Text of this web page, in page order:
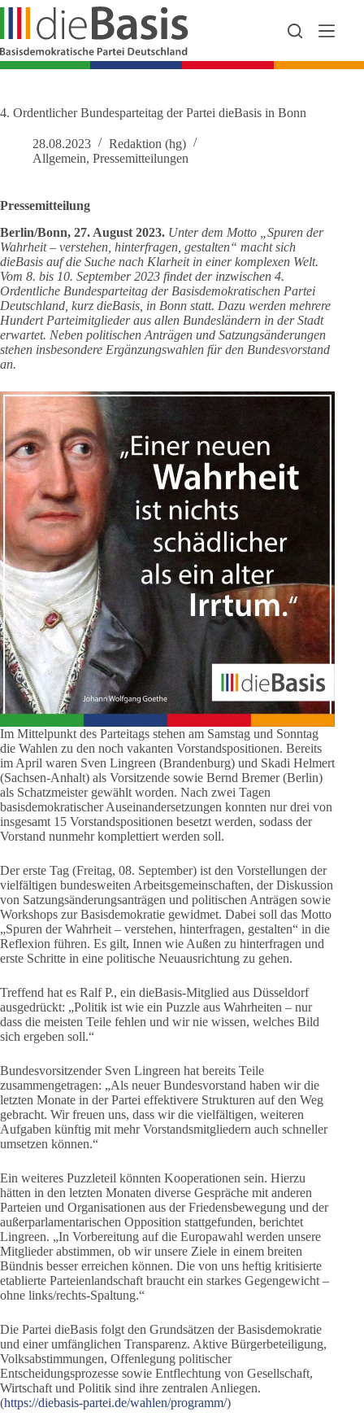
Zum
springen
4. Ordentlicher Bundesparteitag der Partei dieBasis in Bonn
28.08.2023
Redaktion (hg)
Allgemein, Pressemitteilungen
Pressemitteilung
Berlin/Bonn, 27. August 2023. Unter dem Motto „Spuren der
Wahrheit – verstehen, hinterfragen, gestalten“ macht sich
dieBasis auf die Suche nach Klarheit in einer komplexen Welt.
Vom 8. bis 10. September 2023 findet der inzwischen 4.
Ordentliche Bundesparteitag der Basisdemokratischen Partei
Deutschland, kurz dieBasis, in Bonn statt. Dazu werden mehrere
Hundert Parteimitglieder aus allen Bundesländern in der Stadt
erwartet. Neben politischen Anträgen und Satzungsänderungen
stehen insbesondere Ergänzungswahlen für den Bundesvorstand
an.
Im Mittelpunkt des Parteitags stehen am Samstag und Sonntag
die Wahlen zu den noch vakanten Vorstandspositionen. Bereits
im April waren Sven Lingreen (Brandenburg) und Skadi Helmert
(Sachsen-Anhalt) als Vorsitzende sowie Bernd Bremer (Berlin)
als Schatzmeister gewählt worden. Nach zwei Tagen
basisdemokratischer Auseinandersetzungen konnten nur drei von
insgesamt 15 Vorstandspositionen besetzt werden, sodass der
Vorstand nunmehr komplettiert werden soll.
Der erste Tag (Freitag, 08. September) ist den Vorstellungen der
vielfältigen bundesweiten Arbeitsgemeinschaften, der Diskussion
von Satzungsänderungsanträgen und politischen Anträgen sowie
Workshops zur Basisdemokratie gewidmet. Dabei soll das Motto
„Spuren der Wahrheit – verstehen, hinterfragen, gestalten“ in die
Reflexion führen. Es gilt, Innen wie Außen zu hinterfragen und
erste Schritte in eine politische Neuausrichtung zu gehen.
Treffend hat es Ralf P., ein dieBasis-Mitglied aus Düsseldorf
ausgedrückt: „Politik ist wie ein Puzzle aus Wahrheiten – nur
dass die meisten Teile fehlen und wir nie wissen, welches Bild
sich ergeben soll.“
Bundesvorsitzender Sven Lingreen hat bereits Teile
zusammengetragen: „Als neuer Bundesvorstand haben wir die
letzten Monate in der Partei effektivere Strukturen auf den Weg
gebracht. Wir freuen uns, dass wir die vielfältigen, weiteren
Aufgaben künftig mit mehr Vorstandsmitgliedern auch schneller
umsetzen können.“
Ein weiteres Puzzleteil könnten Kooperationen sein. Hierzu
hätten in den letzten Monaten diverse Gespräche mit anderen
Parteien und Organisationen aus der Friedensbewegung und der
außerparlamentarischen Opposition stattgefunden, berichtet
Lingreen. „In Vorbereitung auf die Europawahl werden unsere
Mitglieder abstimmen, ob wir unsere Ziele in einem breiten
Bündnis besser erreichen können. Die von uns heftig kritisierte
etablierte Parteienlandschaft braucht ein starkes Gegengewicht –
ohne links/rechts-Spaltung.“
Die Partei dieBasis folgt den Grundsätzen der Basisdemokratie
und einer umfänglichen Transparenz. Aktive Bürgerbeteiligung,
Volksabstimmungen, Offenlegung politischer
Entscheidungsprozesse sowie Entflechtung von Gesellschaft,
Wirtschaft und Politik sind ihre zentralen Anliegen.
(https://diebasis-partei.de/wahlen/programm/)